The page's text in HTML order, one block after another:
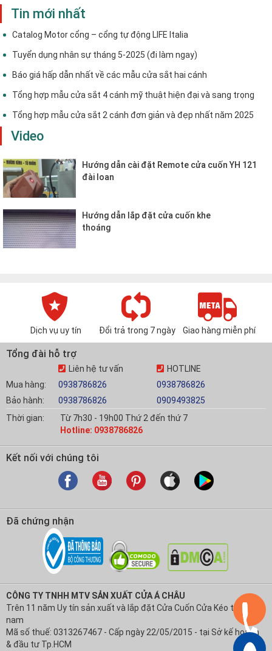
Tin mới nhất
Catalog Motor cổng – cổng tự động LIFE Italia
Tuyển dụng nhân sự tháng 5-2025 (đi làm ngay)
Báo giá hấp dẫn nhất về các mẫu cửa sắt hai cánh
Tổng hợp mẫu cửa sắt 4 cánh mỹ thuật hiện đại và sang trọng
Tổng hợp mẫu cửa sắt 2 cánh đơn giản và đẹp nhất năm 2025
Video
Hướng dẫn cài đặt Remote cửa cuốn YH 121
đài loan
Hướng dẫn lắp đặt cửa cuốn khe
thoáng
Dịch vụ uy tín Đổi trả trong 7 ngày Giao hàng miễn phí
Tổng đài hỗ trợ
Mua hàng:
Bảo hành:
Liên hệ tư vấn
0938786826
0938786826
HOTLINE
0938786826
0909493825
Thời gian:
Từ 7h30 - 19h00 Thứ 2 đến thứ 7
Hotline: 0938786826
Kết nối với chúng tôi
Đã chứng nhận
CÔNG TY TNHH MTV SẢN XUẤT CỬA Á CHÂU
Trên 11 năm Uy tín sản xuất và lắp đặt Cửa Cuốn Cửa Kéo tại Việt
nam
Mã số thuế: 0313267467 - Cấp ngày 22/05/2015 - tại Sở kế hoạch
& đầu tư Tp.HCM